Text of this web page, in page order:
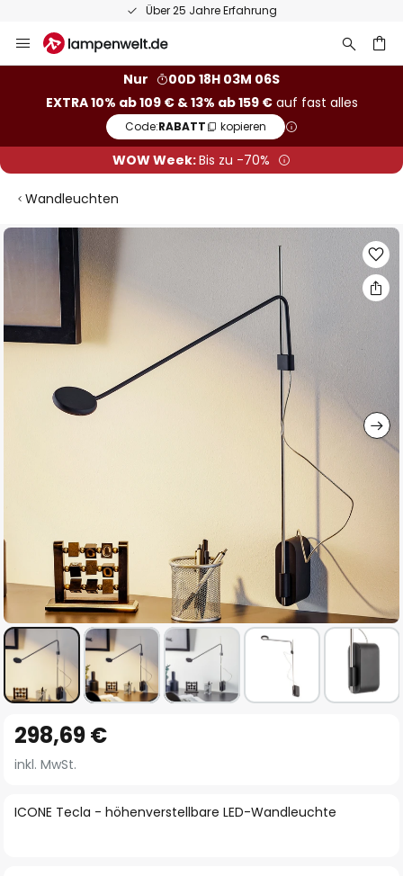
Über 25 Jahre Erfahrung
Inhalt
Nur
00D 18H 03M 05S
EXTRA 10% ab 109 € & 13% ab 159 €auf fast alles
Code:RABATT kopieren
WOW Week:Bis zu -70%
Wandleuchten
Zum
Bildgalerie
springen
Anfang
der
springen
ICONE Tecla - höhenverstellbare LED-Wandleuchte
298,69 €
inkl. MwSt.